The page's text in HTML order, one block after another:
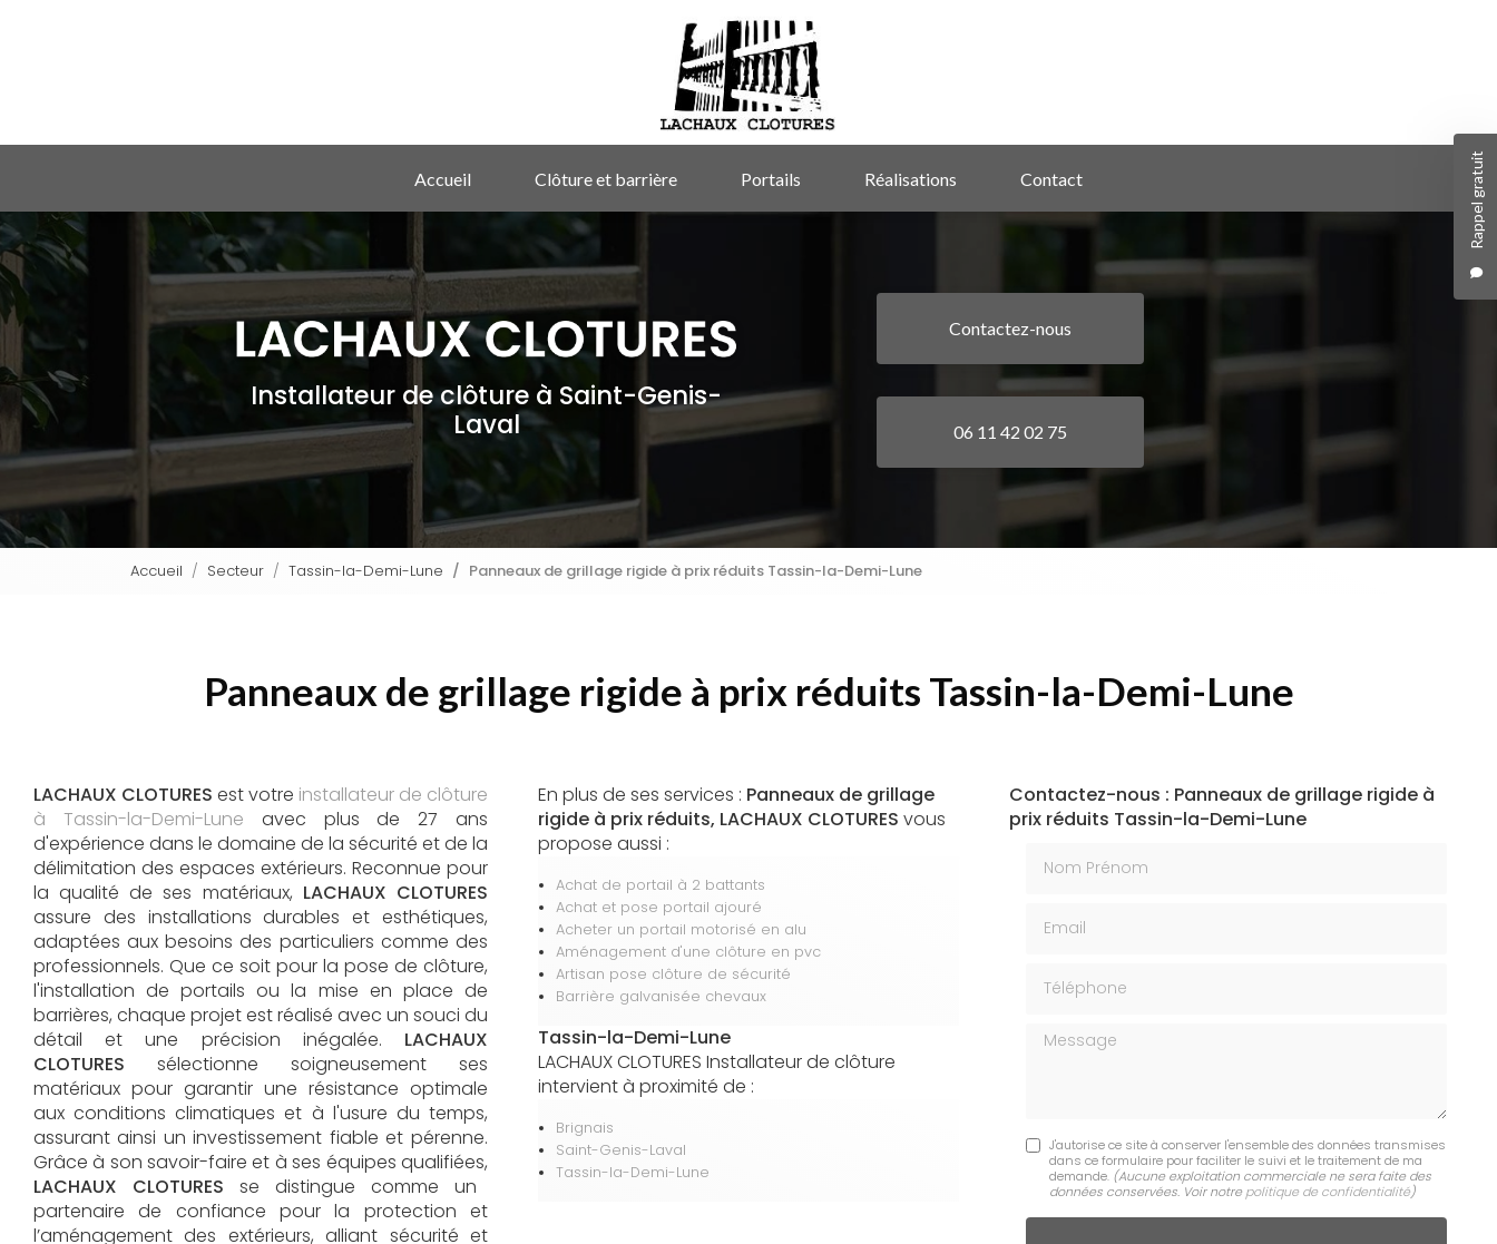
Rappel gratuit
Accueil
Clôture et barrière Portails Réalisations Contact
Installateur de clôture à Saint-Genis-
Laval
Contactez-nous
06 11 42 02 75
Accueil Secteur Tassin-la-Demi-Lune Panneaux de grillage rigide à prix réduits Tassin-la-Demi-Lune
Panneaux de grillage rigide à prix réduits Tassin-la-Demi-Lune
LACHAUX CLOTURES est votre installateur de clôture
à Tassin-la-Demi-Lune avec plus de 27 ans
d'expérience dans le domaine de la sécurité et de la
délimitation des espaces extérieurs. Reconnue pour
la qualité de ses matériaux, LACHAUX CLOTURES
assure des installations durables et esthétiques,
adaptées aux besoins des particuliers comme des
professionnels. Que ce soit pour la pose de clôture,
l'installation de portails ou la mise en place de
barrières, chaque projet est réalisé avec un souci du
détail et une précision inégalée. LACHAUX
CLOTURES sélectionne soigneusement ses
matériaux pour garantir une résistance optimale
aux conditions climatiques et à l'usure du temps,
assurant ainsi un investissement fiable et pérenne.
Grâce à son savoir-faire et à ses équipes qualifiées,
LACHAUX CLOTURES​​​​​​​ se distingue comme un
partenaire de confiance pour la protection et
l’aménagement des extérieurs, alliant sécurité et
En plus de ses services : Panneaux de grillage
rigide à prix réduits, LACHAUX CLOTURES vous
propose aussi :
Achat de portail à 2 battants
Achat et pose portail ajouré
Acheter un portail motorisé en alu
Aménagement d'une clôture en pvc
Artisan pose clôture de sécurité
Barrière galvanisée chevaux
Tassin-la-Demi-Lune
LACHAUX CLOTURES Installateur de clôture
intervient à proximité de :
Brignais
Saint-Genis-Laval
Tassin-la-Demi-Lune
Contactez-nous : Panneaux de grillage rigide à
prix réduits Tassin-la-Demi-Lune
Message
J'autorise ce site à conserver l'ensemble des données transmises
dans ce formulaire pour faciliter le suivi et le traitement de ma
demande. (Aucune exploitation commerciale ne sera faite des
données conservées. Voir notre politique de confidentialité)